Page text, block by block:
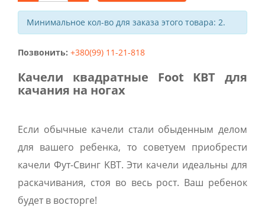
Минимальное кол-во для заказа этого товара: 2.
Позвонить: +380(99) 11-21-818
Качели квадратные Foot KBT для
качания на ногах
Если обычные качели стали обыденным делом
для вашего ребенка, то советуем приобрести
качели Фут-Свинг KBT. Эти качели идеальны для
раскачивания, стоя во весь рост. Ваш ребенок
будет в восторге!